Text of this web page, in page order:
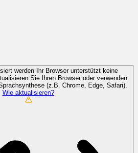
werden
Ihr Browser unterstützt keine
Sie Ihren Browser oder verwenden
(z.B. Chrome, Edge, Safari).
Wie aktualisieren?